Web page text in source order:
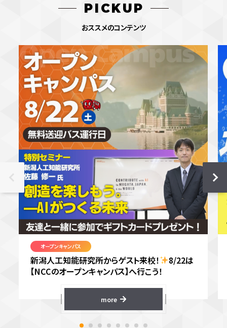
PICKUP
おススメのコンテンツ
オープンキャンパス
新潟人工知能研究所からゲスト来校！
8/22は
【NCCのオープンキャンパス】へ行こう！
more